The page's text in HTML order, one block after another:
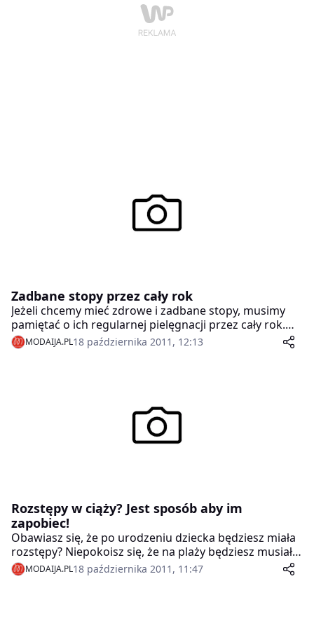
odpowiadają i najszybciej potrafią napełnić nas
energią i pozytywnym samopoczuciem. Właściwa
pielęgnacja nada naszej skórze blasku i sprawi, iż
Zadbane stopy przez cały rok
Jeżeli chcemy mieć zdrowe i zadbane stopy, musimy
pamiętać o ich regularnej pielęgnacji przez cały rok.
Bez odpowiednich zabiegów bowiem skóra staje się
szorstka i nieprzyjemna w dotyku, a niekiedy zaczyna
MODAIJA.PL18 października 2011, 12:13
Rozstępy w ciąży? Jest sposób aby im
zapobiec!
Obawiasz się, że po urodzeniu dziecka będziesz miała
rozstępy? Niepokoisz się, że na plaży będziesz musiała
zasłaniać swoje ciało szerokim pareo? Dzięki
kosmetykom ujędrniającym Dove: żelowi pod prysznic,
MODAIJA.PL18 października 2011, 11:47